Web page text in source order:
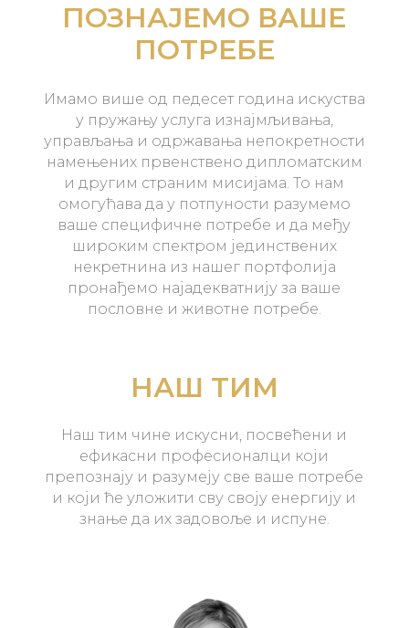
ПОЗНАЈЕМО ВАШЕ
ПОТРЕБЕ
Имамо више од педесет година искуства
у пружању услуга изнајмљивања,
управљања и одржавања непокретности
намењених првенствено дипломатским
и другим страним мисијама. То нам
омогућава да у потпуности разумемо
ваше специфичне потребе и да међу
широким спектром јединствених
некретнина из нашег портфолија
пронађемо најадекватнију за ваше
пословне и животне потребе.
НАШ ТИМ
Наш тим чине искусни, посвећени и
ефикасни професионалци који
препознају и разумеју све ваше потребе
и који ће уложити сву своју енергију и
знање да их задовоље и испуне.